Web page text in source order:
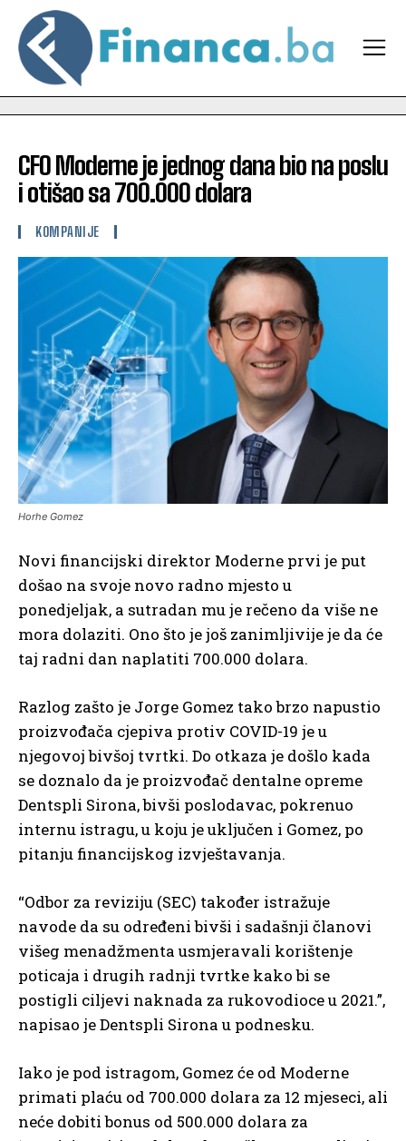
CFO Moderne je jednog dana bio na poslu
i otišao sa 700.000 dolara
KOMPANIJE
Horhe Gomez
Novi financijski direktor Moderne prvi je put
došao na svoje novo radno mjesto u
ponedjeljak, a sutradan mu je rečeno da više ne
mora dolaziti. Ono što je još zanimljivije je da će
taj radni dan naplatiti 700.000 dolara.
Razlog zašto je Jorge Gomez tako brzo napustio
proizvođača cjepiva protiv COVID-19 je u
njegovoj bivšoj tvrtki. Do otkaza je došlo kada
se doznalo da je proizvođač dentalne opreme
Dentspli Sirona, bivši poslodavac, pokrenuo
internu istragu, u koju je uključen i Gomez, po
pitanju financijskog izvještavanja.
“Odbor za reviziju (SEC) također istražuje
navode da su određeni bivši i sadašnji članovi
višeg menadžmenta usmjeravali korištenje
poticaja i drugih radnji tvrtke kako bi se
postigli ciljevi naknada za rukovodioce u 2021.”,
napisao je Dentspli Sirona u podnesku.
Iako je pod istragom, Gomez će od Moderne
primati plaću od 700.000 dolara za 12 mjeseci, ali
neće dobiti bonus od 500.000 dolara za